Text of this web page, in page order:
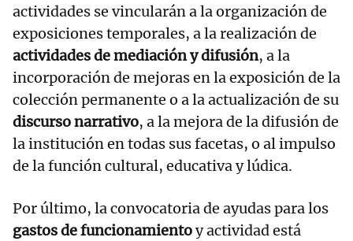
actividades se vincularán a la organización de
exposiciones temporales, a la realización de
actividades de mediación y difusión, a la
incorporación de mejoras en la exposición de la
colección permanente o a la actualización de su
discurso narrativo, a la mejora de la difusión de
la institución en todas sus facetas, o al impulso
de la función cultural, educativa y lúdica.
Por último, la convocatoria de ayudas para los
gastos de funcionamientoy actividad está